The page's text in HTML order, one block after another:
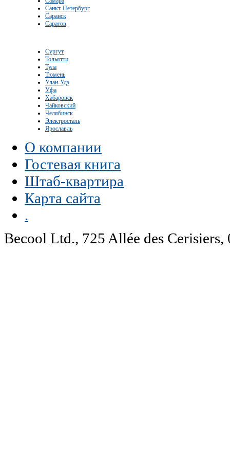
Санкт-Петербург
Саранск
Саратов
Сургут
Тольятти
Тула
Тюмень
Улан-Удэ
Уфа
Хабаровск
Чайковский
Челябинск
Электросталь
Ярославль
О компании
Гостевая книга
Штаб-квартира
Карта сайта
.
Becool Ltd., 725 Allée des